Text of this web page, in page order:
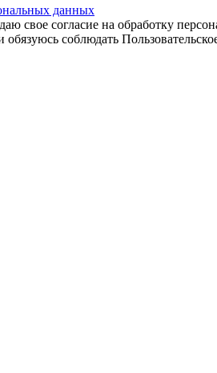
данных
свое согласие на обработку
соблюдать